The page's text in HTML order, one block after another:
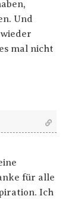
Und
mal nicht
für alle
Ich